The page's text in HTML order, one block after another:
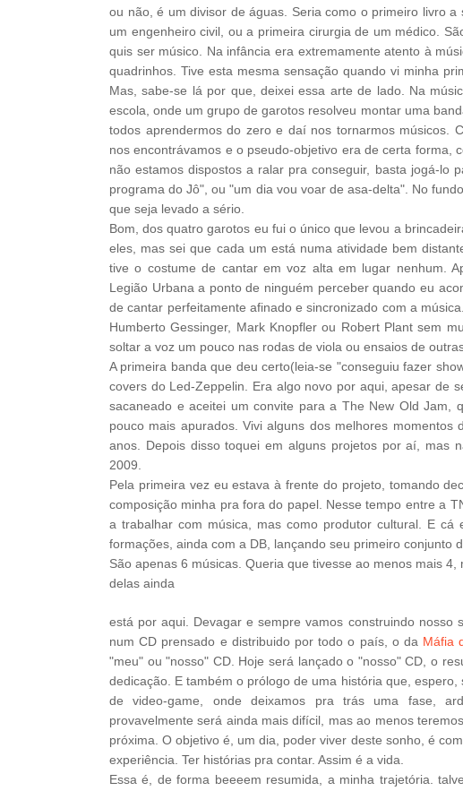
ou não, é um divisor de águas. Seria como o primeiro livro
um engenheiro civil, ou a primeira cirurgia de um médico.
quis ser músico. Na infância era extremamente atento à
quadrinhos. Tive esta mesma sensação quando vi minha
Mas, sabe-se lá por que, deixei essa arte de lado. Na
escola, onde um grupo de garotos resolveu montar uma
todos aprendermos do zero e daí nos tornarmos músicos.
nos encontrávamos e o pseudo-objetivo era de certa forma,
não estamos dispostos a ralar pra conseguir, basta jogá-lo
programa do Jô", ou "um dia vou voar de asa-delta". No
que seja levado a sério.
Bom, dos quatro garotos eu fui o único que levou a
eles, mas sei que cada um está numa atividade bem
tive o costume de cantar em voz alta em lugar nenhum.
Legião Urbana a ponto de ninguém perceber quando eu
de cantar perfeitamente afinado e sincronizado com a
Humberto Gessinger, Mark Knopfler ou Robert Plant sem
soltar a voz um pouco nas rodas de viola ou ensaios de
A primeira banda que deu certo(leia-se "conseguiu fazer
covers do Led-Zeppelin. Era algo novo por aqui, apesar de
sacaneado e aceitei um convite para a The New Old Jam,
pouco mais apurados. Vivi alguns dos melhores
anos. Depois disso toquei em alguns projetos por aí, mas
2009.
Pela primeira vez eu estava à frente do projeto, tomando
composição minha pra fora do papel. Nesse tempo entre a
a trabalhar com música, mas como produtor cultural. E
formações, ainda com a DB, lançando seu primeiro conjunto
São apenas 6 músicas. Queria que tivesse ao menos mais
delas ainda
está por aqui. Devagar e sempre vamos construindo nosso
num CD prensado e distribuido por todo o país, o da Máfia
"meu" ou "nosso" CD. Hoje será lançado o "nosso" CD, o
dedicação. E também o prólogo de uma história que,
de video-game, onde deixamos pra trás uma fase,
provavelmente será ainda mais difícil, mas ao menos
próxima. O objetivo é, um dia, poder viver deste sonho, é
experiência. Ter histórias pra contar. Assim é a vida.
Essa é, de forma beeeem resumida, a minha trajetória.